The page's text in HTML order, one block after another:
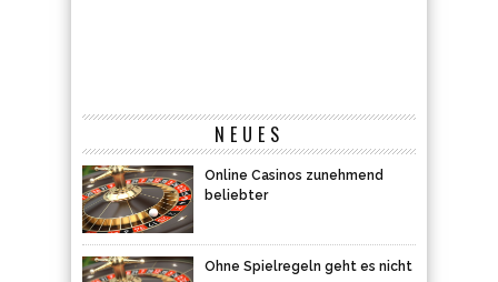
NEUES
Online Casinos zunehmend
beliebter
Ohne Spielregeln geht es nicht